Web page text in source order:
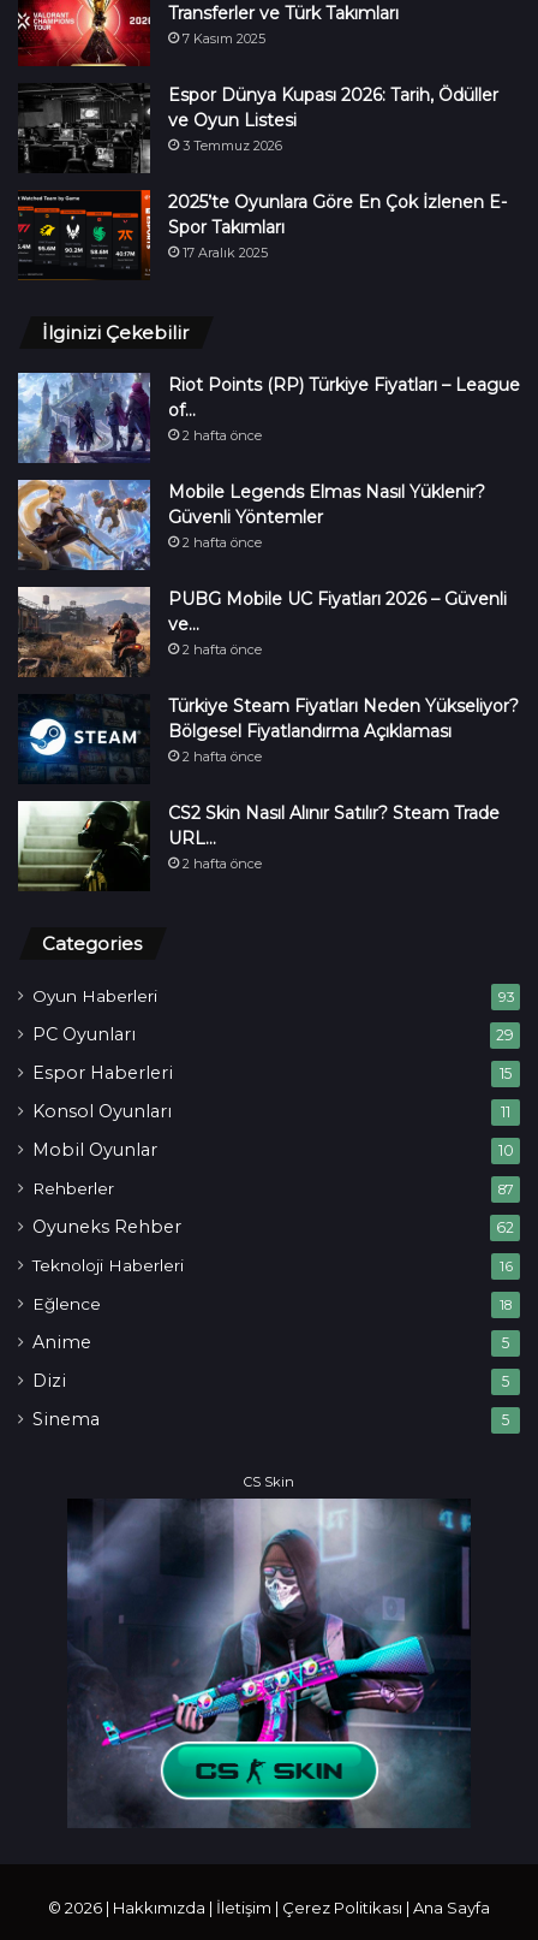
Transferler ve Türk Takımları
7 Kasım 2025
Espor Dünya Kupası 2026: Tarih, Ödüller
ve Oyun Listesi
3 Temmuz 2026
2025’te Oyunlara Göre En Çok İzlenen E-
Spor Takımları
17 Aralık 2025
İlginizi Çekebilir
Riot Points (RP) Türkiye Fiyatları – League
of…
2 hafta önce
Mobile Legends Elmas Nasıl Yüklenir?
Güvenli Yöntemler
2 hafta önce
PUBG Mobile UC Fiyatları 2026 – Güvenli
ve…
2 hafta önce
Türkiye Steam Fiyatları Neden Yükseliyor?
Bölgesel Fiyatlandırma Açıklaması
2 hafta önce
CS2 Skin Nasıl Alınır Satılır? Steam Trade
URL…
2 hafta önce
Categories
Oyun Haberleri 93
PC Oyunları 29
Espor Haberleri 15
Konsol Oyunları 11
Mobil Oyunlar 10
Rehberler 87
Oyuneks Rehber 62
Teknoloji Haberleri 16
Eğlence 18
Anime 5
Dizi 5
Sinema 5
CS Skin
© 2026 | Hakkımızda | İletişim | Çerez Politikası | Ana Sayfa